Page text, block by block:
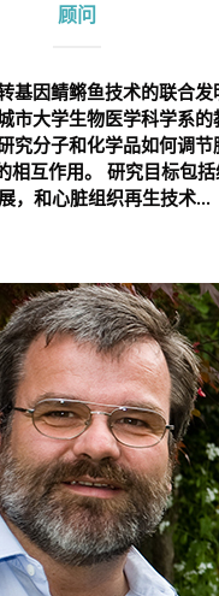
顾问
基因鲭鳉鱼技术的联合发
市大学生物医学科学系的
究分子和化学品如何调节
相互作用。 研究目标包
，和心脏组织再生技术...